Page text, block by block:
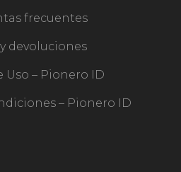
frecuentes
devoluciones
Uso – Pionero ID
– Pionero ID